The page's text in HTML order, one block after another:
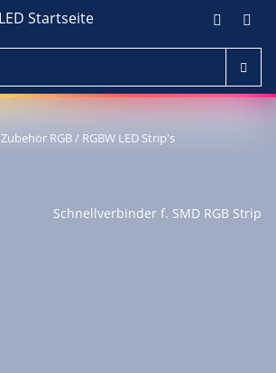
Zubehör RGB / RGBW LED Strip's